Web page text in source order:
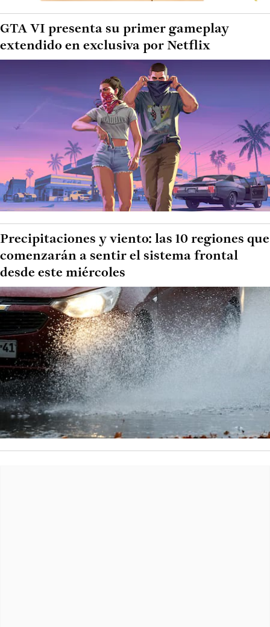
GTA VI presenta su primer gameplay
extendido en exclusiva por Netflix
Precipitaciones y viento: las 10 regiones que
comenzarán a sentir el sistema frontal
desde este miércoles